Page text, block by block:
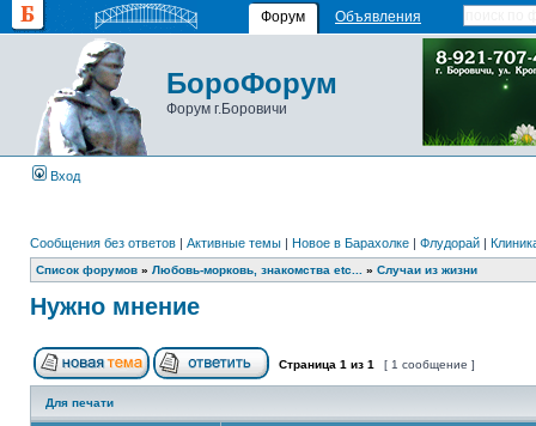
Форум Объявления
БороФорум
Форум г.Боровичи
Вход
Сообщения без ответов | Активные темы | Новое в Барахолке | Флудорай |
Список форумов » Любовь-морковь, знакомства etc... » Случаи из жизни
Нужно мнение
Страница 1 из 1 [ 1 сообщение ]
Для печати